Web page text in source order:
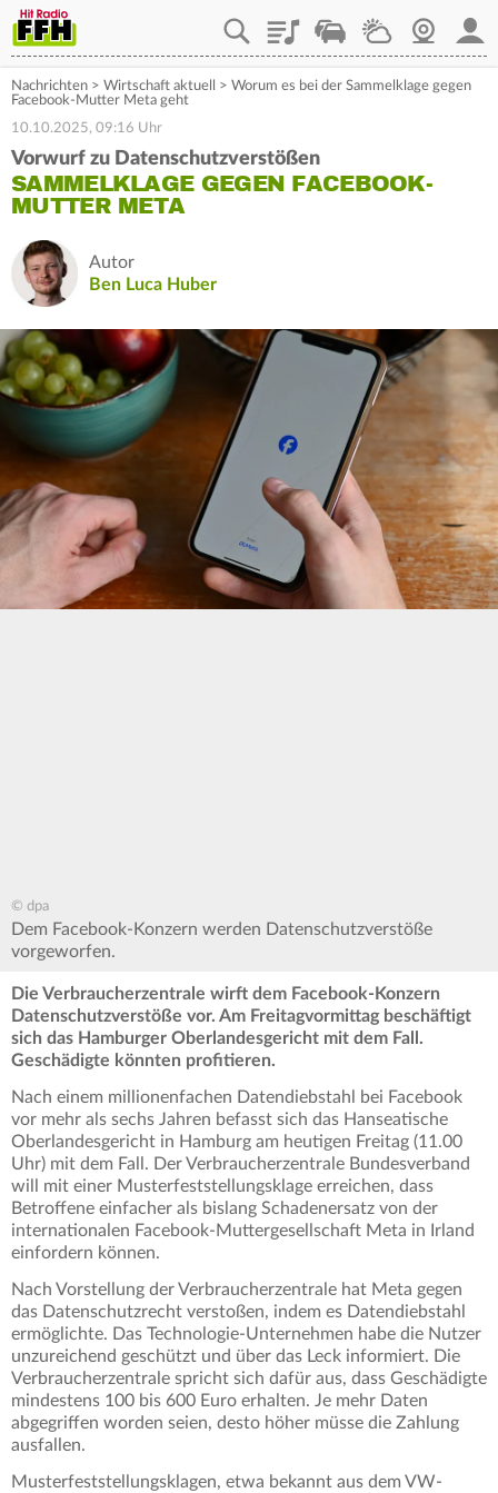
PlaylistStaupilotWetterWebcam
Nachrichten > Wirtschaft aktuell > Worum es bei der Sammelklage gegen
Facebook-Mutter Meta geht
10.10.2025, 09:16 Uhr
Vorwurf zu Datenschutzverstößen
SAMMELKLAGE GEGEN FACEBOOK-
MUTTER META
Autor
Ben Luca Huber
© dpa
Dem Facebook-Konzern werden Datenschutzverstöße
vorgeworfen.
Die Verbraucherzentrale wirft dem Facebook-Konzern
Datenschutzverstöße vor. Am Freitagvormittag beschäftigt
sich das Hamburger Oberlandesgericht mit dem Fall.
Geschädigte könnten profitieren.
Nach einem millionenfachen Datendiebstahl bei Facebook
vor mehr als sechs Jahren befasst sich das Hanseatische
Oberlandesgericht in Hamburg am heutigen Freitag (11.00
Uhr) mit dem Fall. Der Verbraucherzentrale Bundesverband
will mit einer Musterfeststellungsklage erreichen, dass
Betroffene einfacher als bislang Schadenersatz von der
internationalen Facebook-Muttergesellschaft Meta in Irland
einfordern können.
Nach Vorstellung der Verbraucherzentrale hat Meta gegen
das Datenschutzrecht verstoßen, indem es Datendiebstahl
ermöglichte. Das Technologie-Unternehmen habe die Nutzer
unzureichend geschützt und über das Leck informiert. Die
Verbraucherzentrale spricht sich dafür aus, dass Geschädigte
mindestens 100 bis 600 Euro erhalten. Je mehr Daten
abgegriffen worden seien, desto höher müsse die Zahlung
ausfallen.
Musterfeststellungsklagen, etwa bekannt aus dem VW-